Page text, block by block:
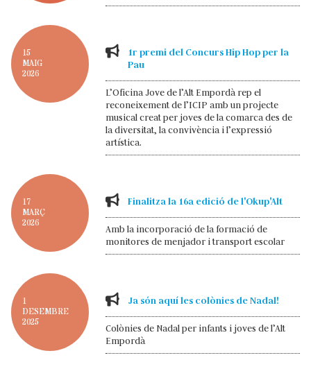
15
MAIG
2026
1r premi del Concurs Hip Hop per la
Pau
L’Oficina Jove de l’Alt Empordà rep el
reconeixement de l’ICIP amb un projecte
musical creat per joves de la comarca des de
la diversitat, la convivència i l’expressió
artística.
17
MARÇ
2026
Finalitza la 16a edició de l'Okup'Alt
Amb la incorporació de la formació de
monitores de menjador i transport escolar
1
DESEMBRE
2025
Ja són aquí les colònies de Nadal!
Colònies de Nadal per infants i joves de l’Alt
Empordà